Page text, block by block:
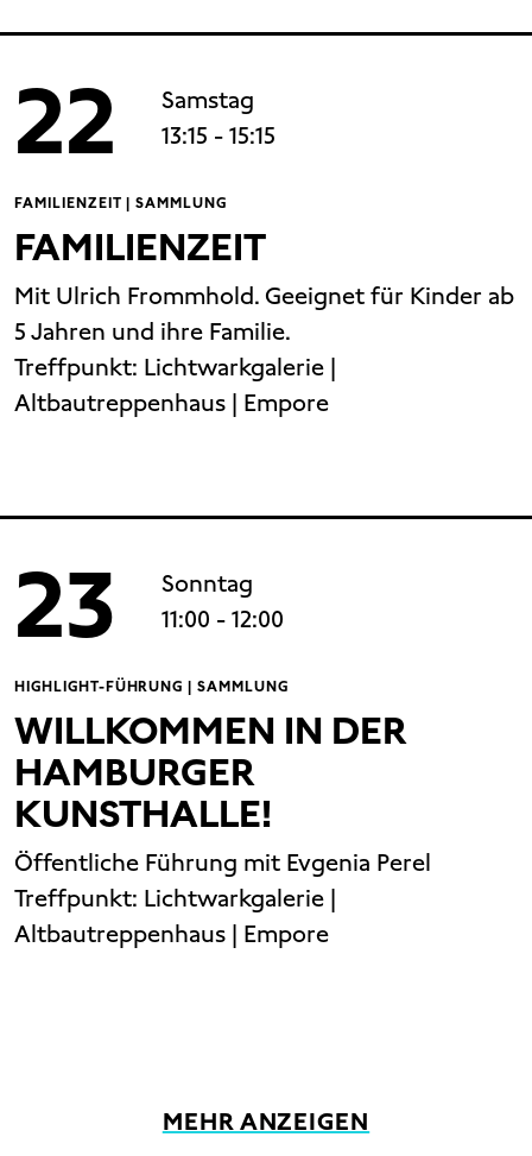
22
Samstag
13:15 - 15:15
FAMILIENZEIT | SAMMLUNG
FAMILIENZEIT
Mit Ulrich Frommhold. Geeignet für Kinder ab
5 Jahren und ihre Familie.
Treffpunkt: Lichtwarkgalerie |
Altbautreppenhaus | Empore
23
Sonntag
11:00 - 12:00
HIGHLIGHT-FÜHRUNG | SAMMLUNG
WILLKOMMEN IN DER
HAMBURGER
KUNSTHALLE!
Öffentliche Führung mit Evgenia Perel
Treffpunkt: Lichtwarkgalerie |
Altbautreppenhaus | Empore
MEHR ANZEIGEN